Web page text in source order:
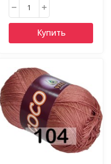
Купить